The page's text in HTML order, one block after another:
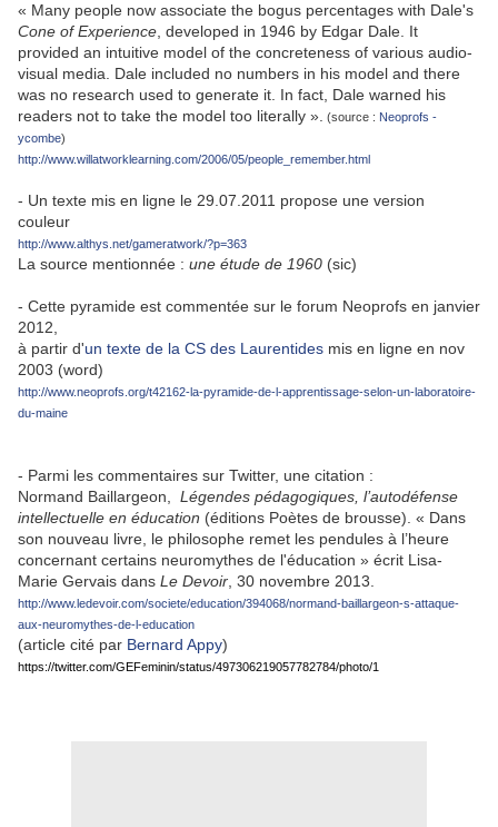
« Many people now associate the bogus percentages with Dale's
Cone of Experience , developed in 1946 by Edgar Dale. It
provided an intuitive model of the concreteness of various audio-
visual media. Dale included no numbers in his model and there
was no research used to generate it. In fact, Dale warned his
readers not to take the model too literally ». (source : Neoprofs -
ycombe)
http://www.willatworklearning.com/2006/05/people_remember.html
- Un texte mis en ligne le 29.07.2011 propose une version
couleur
http://www.althys.net/gameratwork/?p=363
La source mentionnée : une étude de 1960 (sic)
- Cette pyramide est commentée sur le forum Neoprofs en janvier
2012,
à partir d'un texte de la CS des Laurentides mis en ligne en nov
2003 (word)
http://www.neoprofs.org/t42162-la-pyramide-de-l-apprentissage-selon-un-laboratoire-
du-maine
- Parmi les commentaires sur Twitter, une citation :
Normand Baillargeon, Légendes pédagogiques, l’autodéfense
intellectuelle en éducation (éditions Poètes de brousse). « Dans
son nouveau livre, le philosophe remet les pendules à l’heure
concernant certains neuromythes de l'éducation » écrit Lisa-
Marie Gervais dans Le Devoir , 30 novembre 2013.
http://www.ledevoir.com/societe/education/394068/normand-baillargeon-s-attaque-
aux-neuromythes-de-l-education
(article cité par Bernard Appy)
https://twitter.com/GEFeminin/status/497306219057782784/photo/1